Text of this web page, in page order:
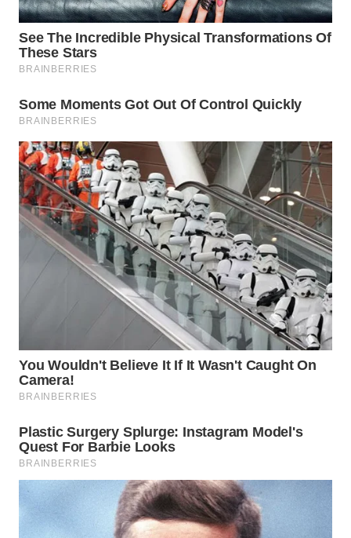
WAHANANEWS
ID
CO ID
WAHANANEWS
NET
WAHANA
SPORT
WAHANA
WAHANA
PERSONA
WAHANA
OTOMOTIF
WAHANA
HEALTH